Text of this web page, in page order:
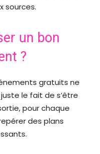
sources.
un bon
?
gratuits ne
le fait de s’être
pour chaque
des plans